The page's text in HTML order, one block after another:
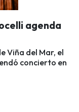
agenda
Viña del Mar, el
concierto en